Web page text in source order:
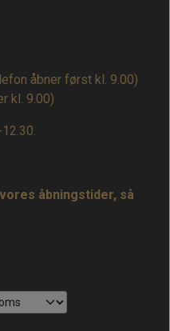
åbner først kl. 9.00)
kl. 9.00)
åbningstider, så